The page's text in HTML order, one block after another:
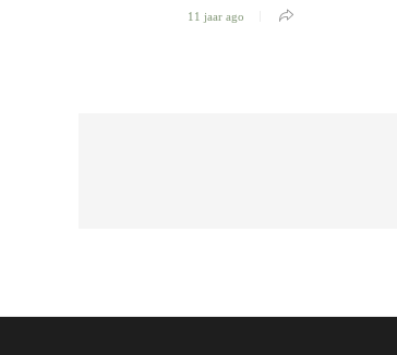
11 jaar ago